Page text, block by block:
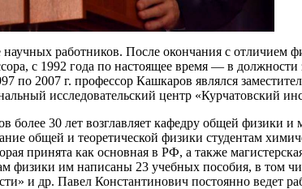
работников. После окончания с отличием
c 1992 года по настоящее время — в
по 2007 г. профессор Кашкаров являлся
исследовательский центр «Курчатовский
более 30 лет возглавляет кафедру общей физики
общей и теоретической физики студентам
принята как основная в РФ, а также
им написаны 23 учебных пособия, в том
и др. Павел Константинович постоянно ведет